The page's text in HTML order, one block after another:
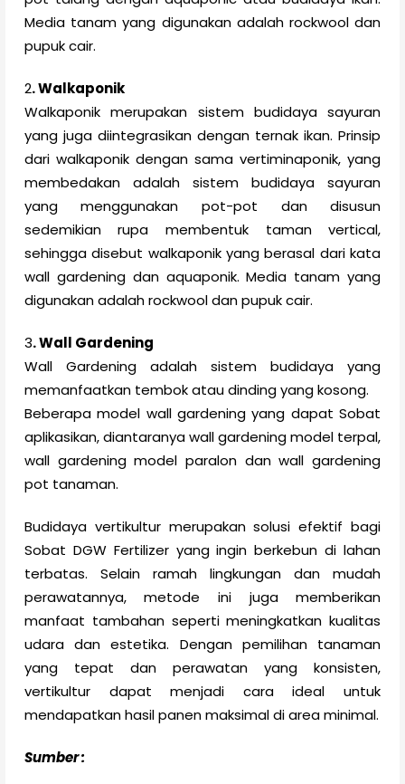
Media tanam yang digunakan adalah rockwool dan
pupuk cair.
2. Walkaponik
Walkaponik merupakan sistem budidaya sayuran
yang juga diintegrasikan dengan ternak ikan. Prinsip
dari walkaponik dengan sama vertiminaponik, yang
membedakan adalah sistem budidaya sayuran
yang menggunakan pot-pot dan disusun
sedemikian rupa membentuk taman vertical,
sehingga disebut walkaponik yang berasal dari kata
wall gardening dan aquaponik. Media tanam yang
digunakan adalah rockwool dan pupuk cair.
3. Wall Gardening
Wall Gardening adalah sistem budidaya yang
memanfaatkan tembok atau dinding yang kosong.
Beberapa model wall gardening yang dapat Sobat
aplikasikan, diantaranya wall gardening model terpal,
wall gardening model paralon dan wall gardening
pot tanaman.
Budidaya vertikultur merupakan solusi efektif bagi
Sobat DGW Fertilizer yang ingin berkebun di lahan
terbatas. Selain ramah lingkungan dan mudah
perawatannya, metode ini juga memberikan
manfaat tambahan seperti meningkatkan kualitas
udara dan estetika. Dengan pemilihan tanaman
yang tepat dan perawatan yang konsisten,
vertikultur dapat menjadi cara ideal untuk
mendapatkan hasil panen maksimal di area minimal.
Sumber :